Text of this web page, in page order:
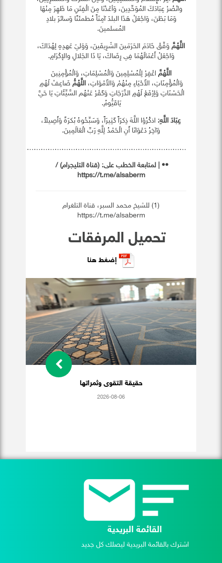
وانْصُرْ عِبَادَكَ المُوَحِّدِينَ، وَأعْذْنَا مِنَ الْفِتَنِ مَا ظَهِرَ مِنْهَا
وَمَا بَطَنَ، وَاجْعَلْ هَذَا البلدَ آمِنَاً مُطمئنًا وَسائرَ بلادِ
المُسلمينَ.
اللَّهُمَّ وَفِّقْ خَادَمَ الحَرَمَينَ الشَرِيفَينَ، وَوَليَ عَهدِهِ لِهُدَاكَ،
وَاجْعَلْ أَعْمَالَهُمَا فِي رِضَاكَ، يَا ذَا الجَلالِ والإكْرَامِ.
اللَّهُمَّاغْفِرْ لِلْمُسْلِمِينَ وَالْمُسْلِمَاتِ، وَالْمُؤْمِنِينَ
وَالْمُؤْمِنَاتِ، الأَحْيَاءِ مِنْهُمْ وَالأَمْوَاتِ،اللَّهُمُّ ضَاعِفْ لَهُمِ
الْحَسْنَاتِ وَاِرْفَعْ لَهُمِ الدَّرَجَاتِ وَكَفْرْ عَنْهُم السَّيِّئَاتِ يَا حَيَّ
يَاقَيُّومُ.
عِبَادَ اللَّهِ: اذكُرُوْا اللَّهَ ذِكرَاً كَثِيرَاً، وَسَبِّحُوهُ بُكرَةً وَأَصِيلاً،
وَآخِرُ دَعْوَانَا أَنِ الْحَمْدُ لِلَّهِ رَبِّ الْعَالَمِينَ.
……………………………………………………………
•• | ‏ لمتابعة الخطب على: (قناة التليجرام) /
https://t.me/alsaberm
(1) للشيخ محمد السبر، قناة التلغرام
https://t.me/alsaberm
تحميل المرفقات
حقيقة التقوى وثمراتها
2026-08-06
القائمة البريدية
اشترك بالقائمة البريدية ليصلك كل جديد